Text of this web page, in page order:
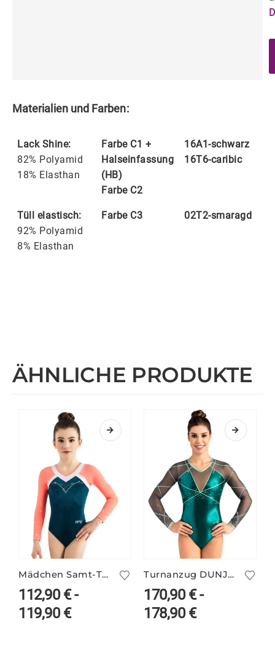
Materialien und Farben:
Lack Shine:
82% Polyamid
18% Elasthan
Farbe C1 +
Halseinfassung
(HB)
Farbe C2
16A1-schwarz
16T6-caribic
Tüll elastisch:
92% Polyamid
8% Elasthan
Farbe C3 02T2-smaragd
ÄHNLICHE PRODUKTE
Mädchen Samt-Turnanzug langarm ARIANA/3
112,90€-
119,90€
Turnanzug DUNJA/1 langarm
170,90€-
178,90€